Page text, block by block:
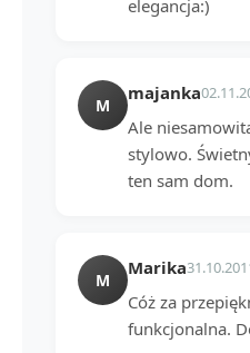
elegancja:)
M
majanka
Ale
stylowo.
ten sam dom.
M
Marika
Cóż za
funkcjonalna.